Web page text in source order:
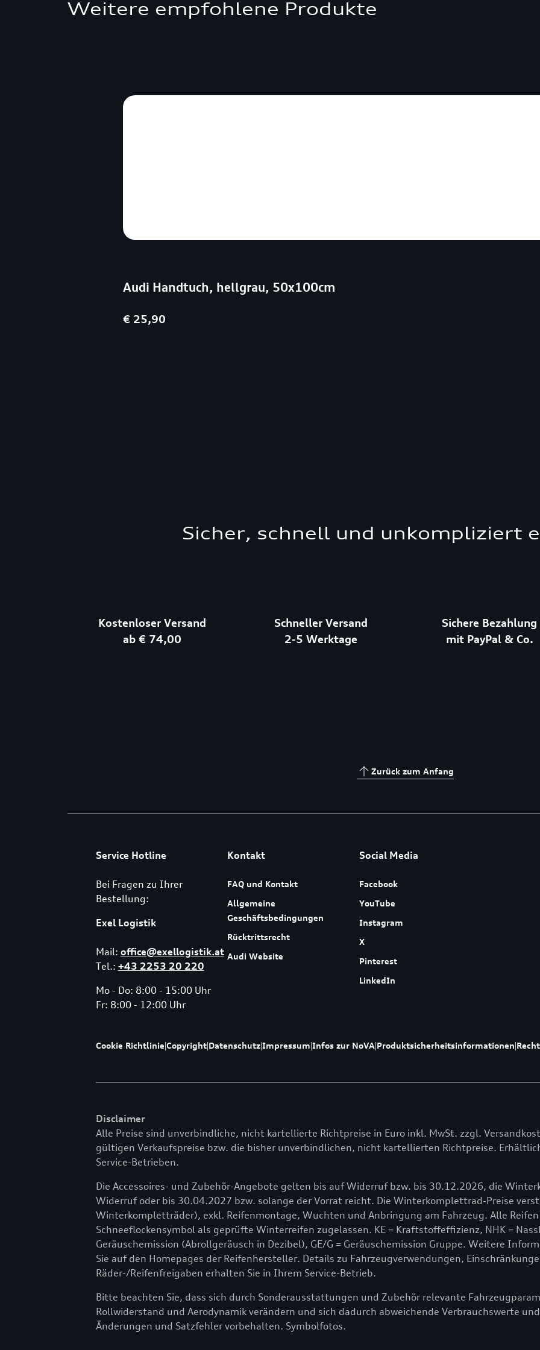
Weitere empfohlene Produkte
Audi Handtuch, hellgrau, 50x100cm
€ 25,90
Sicher, schnell und unkompliziert
Kostenloser Versand
ab € 74,00
Schneller Versand
2-5 Werktage
Sichere Bezahlung
mit PayPal & Co.
Zurück zum Anfang
Service Hotline
Bei Fragen zu Ihrer
Bestellung:
Exel Logistik
Mail: office@exellogistik.at
Tel.: +43 2253 20 220
Mo - Do: 8:00 - 15:00 Uhr
Fr: 8:00 - 12:00 Uhr
Kontakt
FAQ und Kontakt
Allgemeine
Geschäftsbedingungen
Rücktrittsrecht
Audi Website
Social Media
Facebook
YouTube
Instagram
X
Pinterest
LinkedIn
Cookie Richtlinie|Copyright|Datenschutz|Impressum|Infos zur NoVA|Produktsicherheitsinformationen|
Disclaimer
Alle Preise sind unverbindliche, nicht kartellierte Richtpreise in Euro inkl. MwSt. zzgl.
gültigen Verkaufspreise bzw. die bisher unverbindlichen, nicht kartellierten Richtpreise.
Service-Betrieben.
Die Accessoires- und Zubehör-Angebote gelten bis auf Widerruf bzw. bis 30.12.2026, die
Widerruf oder bis 30.04.2027 bzw. solange der Vorrat reicht. Die Winterkomplettrad-Preise
Winterkompletträder), exkl. Reifenmontage, Wuchten und Anbringung am Fahrzeug. Alle
Schneeflockensymbol als geprüfte Winterreifen zugelassen. KE = Kraftstoffeffizienz, NHK =
Geräuschemission (Abrollgeräusch in Dezibel), GE/G = Geräuschemission Gruppe. Weitere
Sie auf den Homepages der Reifenhersteller. Details zu Fahrzeugverwendungen,
Räder-/Reifenfreigaben erhalten Sie in Ihrem Service-Betrieb.
Bitte beachten Sie, dass sich durch Sonderausstattungen und Zubehör relevante
Rollwiderstand und Aerodynamik verändern und sich dadurch abweichende Verbrauchswerte
Änderungen und Satzfehler vorbehalten. Symbolfotos.